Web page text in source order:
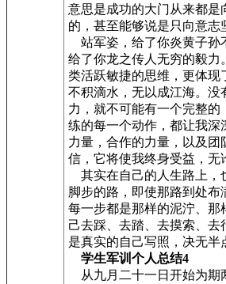
意思是成功的大门从来都是
的，甚至能够说是只向意志
站军姿，给了你炎黄子孙
给了你龙之传人无穷的毅力
类活跃敏捷的思维，更体现
不积滴水，无以成江海。没
力，就不可能有一个完整的
练的每一个动作，都让我深
力量，合作的力量，以及团
信，它将使我终身受益，无
其实在自己的人生路上，
脚步的路，即使那路到处布
每一步都是那样的泥泞、那
己去踩、去踏、去摸索、去
是真实的自己写照，决无半
学生军训个人总结4
从九月二十一日开始为期